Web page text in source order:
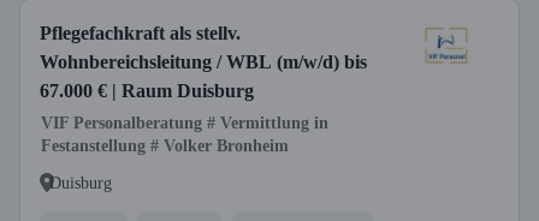
Pflegefachkraft als stellv.
Wohnbereichsleitung / WBL (m/w/d) bis
67.000 € | Raum Duisburg
VIF Personalberatung # Vermittlung in
Festanstellung # Volker Bronheim
Duisburg